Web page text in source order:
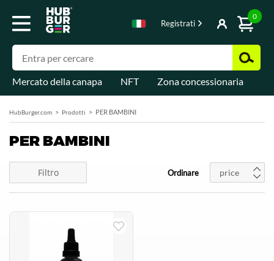
Registrati
0
Mercato della canapa NFT Zona concessionaria
HubBurger.com Prodotti PER BAMBINI
PER BAMBINI
Filtro Ordinare price